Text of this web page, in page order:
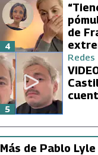
de
4
Redes
5
Más de Pablo Lyle